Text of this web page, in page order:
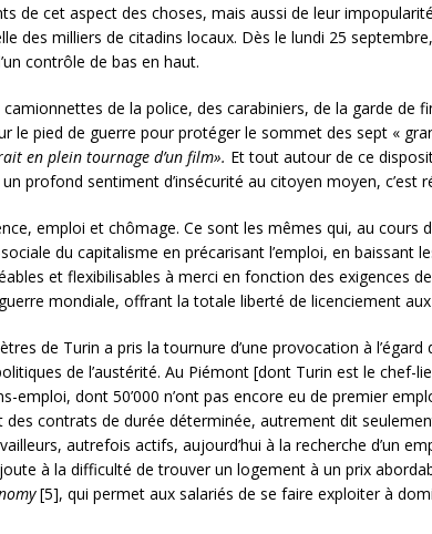
de cet aspect des choses, mais aussi de leur
des milliers de citadins locaux. Dès le lundi 25
contrôle de bas en haut.
de la police, des carabiniers, de la garde de
le pied de guerre pour protéger le sommet des sept «
en plein tournage d’un film». Et tout autour de ce
profond sentiment d’insécurité au citoyen moyen, c’est
emploi et chômage. Ce sont les mêmes qui, au
du capitalisme en précarisant l’emploi, en baissant
et flexibilisables à merci en fonction des exigences
mondiale, offrant la totale liberté de licenciement
de Turin a pris la tournure d’une provocation à
de l’austérité. Au Piémont [dont Turin est le
emploi, dont 50’000 n’ont pas encore eu de premier
des contrats de durée déterminée, autrement dit
autrefois actifs, aujourd’hui à la recherche d’un
à la difficulté de trouver un logement à un prix
[5], qui permet aux salariés de se faire exploiter à